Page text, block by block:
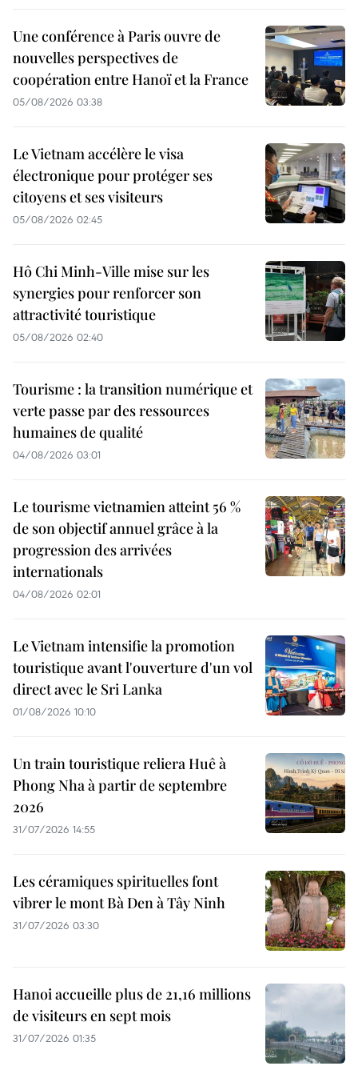
Une conférence à Paris ouvre de
nouvelles perspectives de
coopération entre Hanoï et la France
05/08/2026 03:38
Le Vietnam accélère le visa
électronique pour protéger ses
citoyens et ses visiteurs
05/08/2026 02:45
Hô Chi Minh-Ville mise sur les
synergies pour renforcer son
attractivité touristique
05/08/2026 02:40
Tourisme : la transition numérique et
verte passe par des ressources
humaines de qualité
04/08/2026 03:01
Le tourisme vietnamien atteint 56 %
de son objectif annuel grâce à la
progression des arrivées
internationals
04/08/2026 02:01
Le Vietnam intensifie la promotion
touristique avant l'ouverture d'un vol
direct avec le Sri Lanka
01/08/2026 10:10
Un train touristique reliera Huê à
Phong Nha à partir de septembre
2026
31/07/2026 14:55
Les céramiques spirituelles font
vibrer le mont Bà Den à Tây Ninh
31/07/2026 03:30
Hanoi accueille plus de 21,16 millions
de visiteurs en sept mois ​
31/07/2026 01:35